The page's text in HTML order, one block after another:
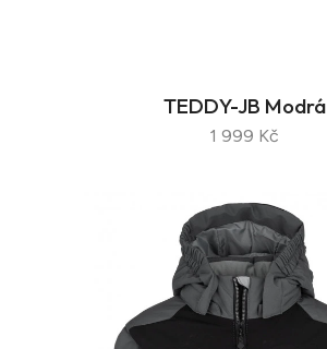
TEDDY-JB Modrá
1 999 Kč